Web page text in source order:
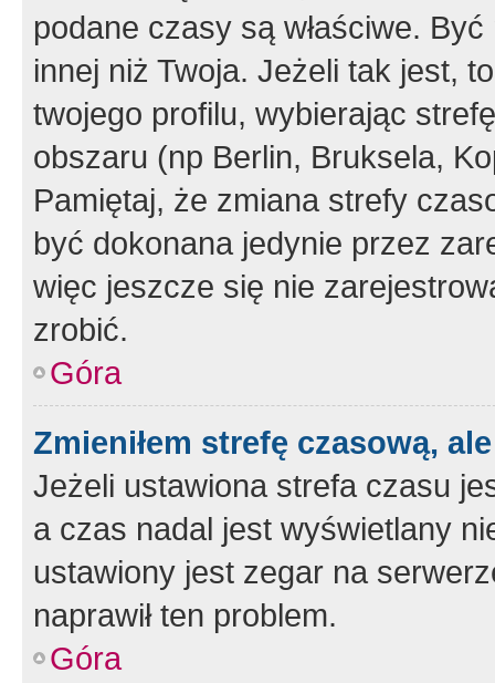
podane czasy są właściwe.
innej niż Twoja. Jeżeli tak jest,
twojego profilu, wybierając
obszaru (np Berlin, Bruksela,
Pamiętaj, że zmiana strefy
być dokonana jedynie przez
więc jeszcze się nie
zrobić.
Góra
Zmieniłem strefę czasową,
Jeżeli ustawiona strefa czasu
a czas nadal jest wyświetlany
ustawiony jest zegar na
naprawił ten problem.
Góra